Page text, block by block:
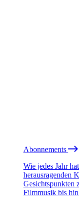
Abonnements
Wie jedes Jahr
herausragenden
Gesichtspunkten
Filmmusik bis hin